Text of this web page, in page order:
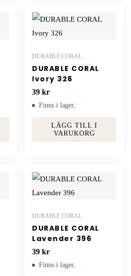
DURABLE CORAL
DURABLE CORAL
Ivory 326
39 kr
Finns i lager,
LÄGG TILL I
VARUKORG
DURABLE CORAL
DURABLE CORAL
Lavender 396
39 kr
Finns i lager,